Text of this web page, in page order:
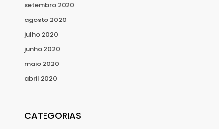
setembro 2020
agosto 2020
julho 2020
junho 2020
maio 2020
abril 2020
CATEGORIAS